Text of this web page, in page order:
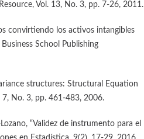
Vol. 13, No. 3, pp. 7-26, 2011.
convirtiendo los activos intangibles
School Publishing
structures: Structural Equation
7, No. 3, pp. 461-483, 2006.
“Validez de instrumento para el